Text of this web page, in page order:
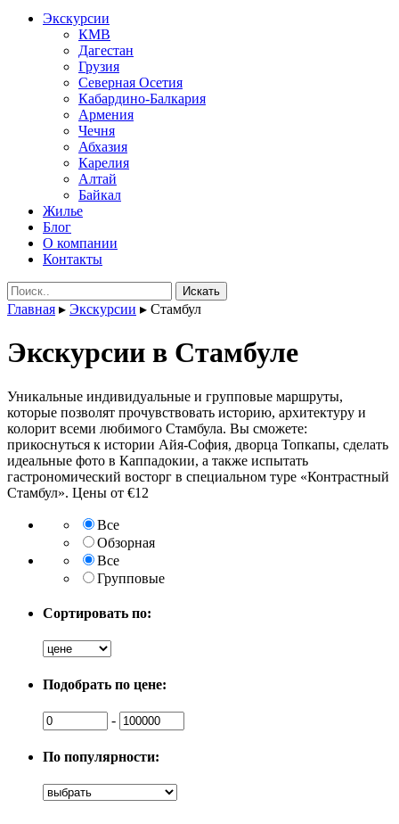
Экскурсии
КМВ
Дагестан
Грузия
Северная Осетия
Кабардино-Балкария
Армения
Чечня
Абхазия
Карелия
Алтай
Байкал
Жилье
Блог
О компании
Контакты
Поиск:
Главная ▸ Экскурсии ▸ Стамбул
Экскурсии в Стамбуле
Уникальные индивидуальные и групповые маршруты,
которые позволят прочувствовать историю, архитектуру и
колорит всеми любимого Стамбула. Вы сможете:
прикоснуться к истории Айя-София, дворца Топкапы, сделать
идеальные фото в Каппадокии, а также испытать
гастрономический восторг в специальном туре «Контрастный
Стамбул». Цены от €12
Все
Обзорная
Все
Групповые
Сортировать по:
Подобрать по цене:
-
По популярности: